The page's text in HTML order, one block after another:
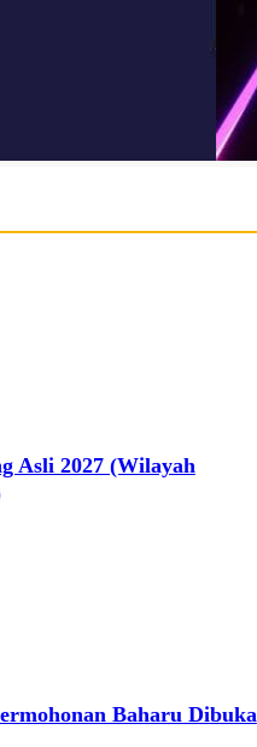
Asli 2027 (Wilayah
Baharu Dibuka